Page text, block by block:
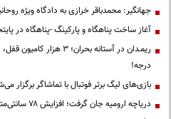
جهانگیر: محمدباقر خرازی به دادگاه ویژه
آغاز ساخت پناهگاه و پارکینگ -پناهگاه در
درجه!
بازی‌های لیگ برتر فوتبال با تماشاگر برگزار
دریاچه ارومیه جان گرفت؛ افزایش ۷۸ سانتی‌متری تراز